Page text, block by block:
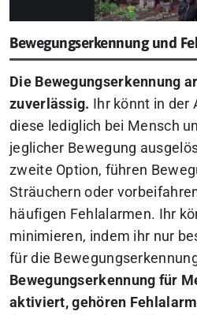
Bewegungserkennung und
Die Bewegungserkennung
zuverlässig. Ihr könnt in der
diese lediglich bei Mensch
jeglicher Bewegung
zweite Option, führen
Sträuchern oder
häufigen Fehlalarmen. Ihr
minimieren, indem ihr nur
für die
Bewegungserkennung für
aktiviert, gehören